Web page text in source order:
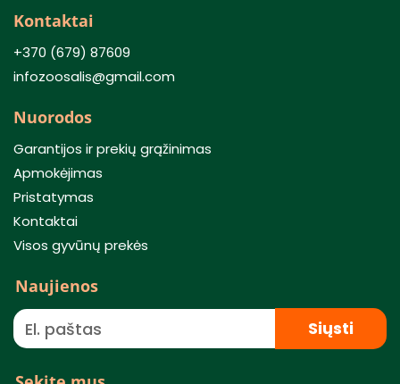
Kontaktai
+370 (679) 87609
infozoosalis@gmail.com
Nuorodos
Garantijos ir prekių grąžinimas
Apmokėjimas
Pristatymas
Kontaktai
Visos gyvūnų prekės
Naujienos
Siųsti